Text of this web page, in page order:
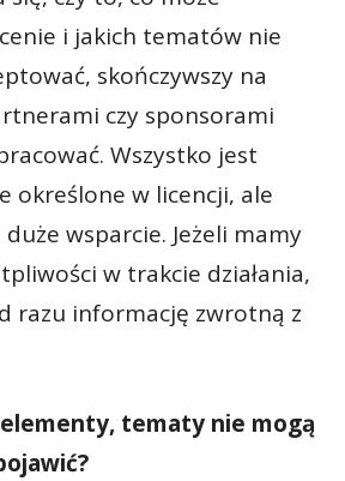
i jakich tematów nie
skończywszy na
czy sponsorami
Wszystko jest
określone w licencji, ale
wsparcie. Jeżeli mamy
w trakcie działania,
razu informację zwrotną z
elementy, tematy nie mogą